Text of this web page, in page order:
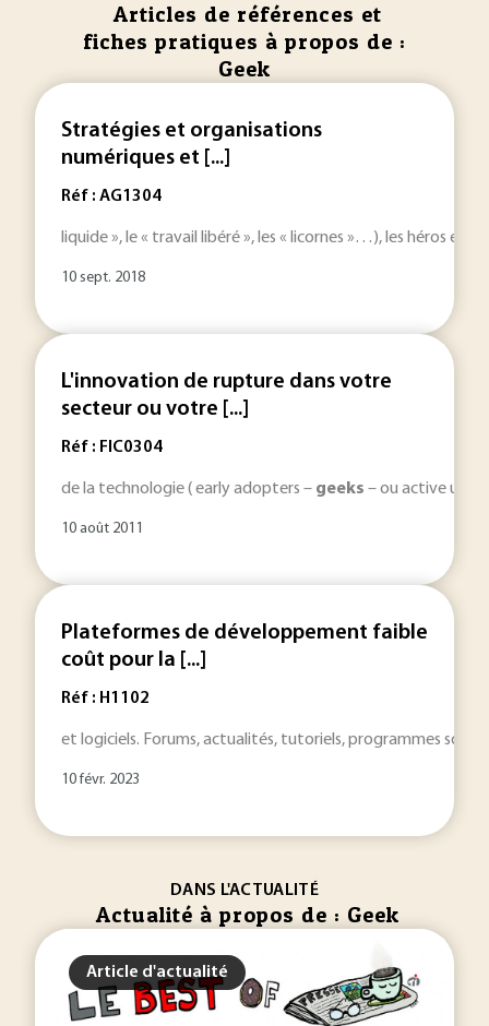
Articles de références et
fiches pratiques à propos de :
Geek
Stratégies et organisations
numériques et [...]
Réf : AG1304
liquide », le « travail libéré », les « licornes »…), les héros et
10 sept. 2018
L'innovation de rupture dans votre
secteur ou votre [...]
Réf : FIC0304
de la technologie ( early adopters – geeks – ou active
10 août 2011
Plateformes de développement faible
coût pour la [...]
Réf : H1102
et logiciels. Forums, actualités, tutoriels, programmes sont
10 févr. 2023
DANS L'ACTUALITÉ
Actualité à propos de : Geek
Article d'actualité